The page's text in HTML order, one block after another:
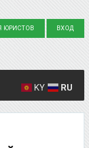
ЮРИСТОВ ВХОД
KY RU